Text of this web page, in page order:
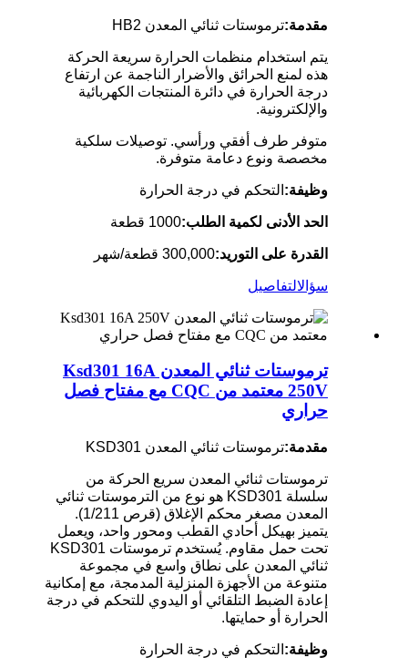
مقدمة:ترموستات ثنائي المعدن HB2
يتم استخدام منظمات الحرارة سريعة الحركة
هذه لمنع الحرائق والأضرار الناجمة عن ارتفاع
درجة الحرارة في دائرة المنتجات الكهربائية
والإلكترونية.
متوفر طرف أفقي ورأسي. توصيلات سلكية
مخصصة ونوع دعامة متوفرة.
وظيفة: التحكم في درجة الحرارة
الحد الأدنى لكمية الطلب:1000 قطعة
القدرة على التوريد:300,000 قطعة/شهر
سؤالالتفاصيل
ترموستات ثنائي المعدن Ksd301 16A
250V معتمد من CQC مع مفتاح فصل
حراري
مقدمة:ترموستات ثنائي المعدن KSD301
ترموستات ثنائي المعدن سريع الحركة من
سلسلة KSD301 هو نوع من الترموستات ثنائي
المعدن مصغر محكم الإغلاق (قرص 1/211).
يتميز بهيكل أحادي القطب ومحور واحد، ويعمل
تحت حمل مقاوم. يُستخدم ترموستات KSD301
ثنائي المعدن على نطاق واسع في مجموعة
متنوعة من الأجهزة المنزلية المدمجة، مع إمكانية
إعادة الضبط التلقائي أو اليدوي للتحكم في درجة
الحرارة أو حمايتها.
وظيفة: التحكم في درجة الحرارة